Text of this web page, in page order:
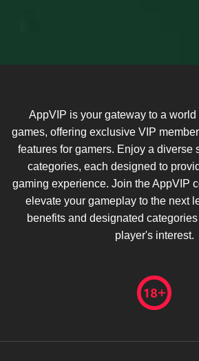
AppVIP is your gateway to a
games, offering exclusive VIP
features for gamers. Enjoy a diverse
categories, each designed to
gaming experience. Join the AppVIP
elevate your gameplay to the next
benefits and designated
player's interest.